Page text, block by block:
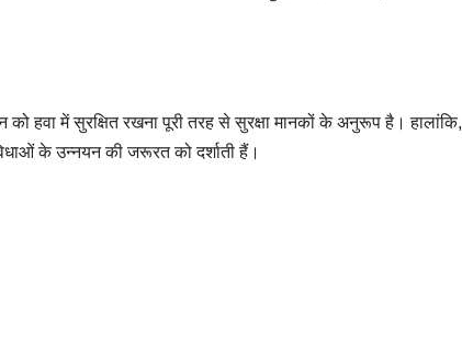
को हवा में सुरक्षित रखना पूरी तरह से सुरक्षा मानकों के अनुरूप है। हालांकि,
के उन्नयन की जरूरत को दर्शाती हैं।